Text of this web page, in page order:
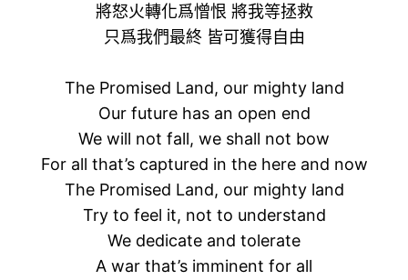
將怒火轉化爲憎恨 將我等拯救
只爲我們最終 皆可獲得自由
The Promised Land, our mighty land
Our future has an open end
We will not fall, we shall not bow
For all that’s captured in the here and now
The Promised Land, our mighty land
Try to feel it, not to understand
We dedicate and tolerate
A war that’s imminent for all